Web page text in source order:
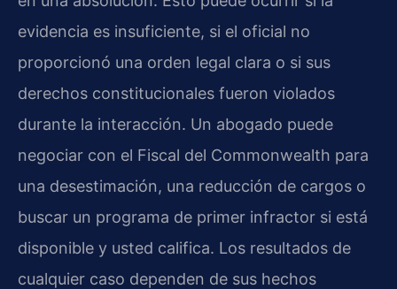
evidencia es insuficiente, si el oficial no
proporcionó una orden legal clara o si sus
derechos constitucionales fueron violados
durante la interacción. Un abogado puede
negociar con el Fiscal del Commonwealth para
una desestimación, una reducción de cargos o
buscar un programa de primer infractor si está
disponible y usted califica. Los resultados de
cualquier caso dependen de sus hechos